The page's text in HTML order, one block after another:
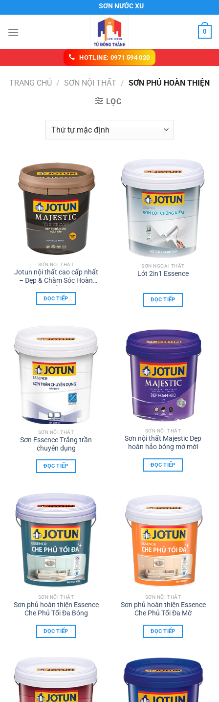
đến
nội
SƠN NƯỚC XUÂN LỘC
0
HOTLINE: 0971 594 020
TRANG CHỦ / SƠN NỘI THẤT / SƠN PHỦ HOÀN THIỆN
LỌC
SƠN NỘI THẤT
Jotun nội thất cao cấp nhất
– Đẹp & Chăm Sóc Hoàn
ĐỌC TIẾP
SƠN NGOẠI THẤT
Lót 2in1 Essence
ĐỌC TIẾP
SƠN NỘI THẤT
Sơn Essence Trắng trần
chuyên dụng
ĐỌC TIẾP
SƠN NỘI THẤT
Sơn nội thất Majestic Đẹp
hoàn hảo bóng mờ mới
ĐỌC TIẾP
SƠN NỘI THẤT
Sơn phủ hoàn thiện Essence
Che Phủ Tối Đa Bóng
ĐỌC TIẾP
SƠN NỘI THẤT
Sơn phủ hoàn thiện Essence
Che Phủ Tối Đa Mờ
ĐỌC TIẾP